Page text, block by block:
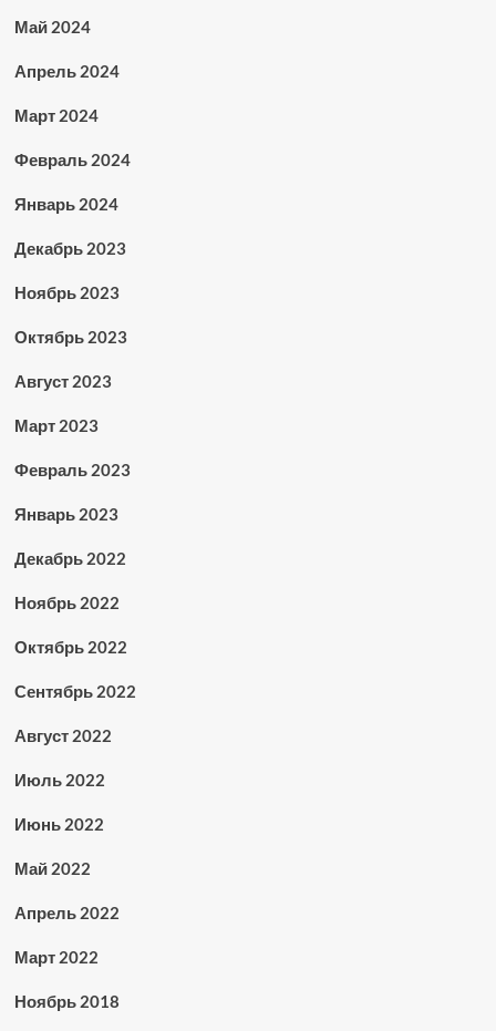
Май 2024
Апрель 2024
Март 2024
Февраль 2024
Январь 2024
Декабрь 2023
Ноябрь 2023
Октябрь 2023
Август 2023
Март 2023
Февраль 2023
Январь 2023
Декабрь 2022
Ноябрь 2022
Октябрь 2022
Сентябрь 2022
Август 2022
Июль 2022
Июнь 2022
Май 2022
Апрель 2022
Март 2022
Ноябрь 2018